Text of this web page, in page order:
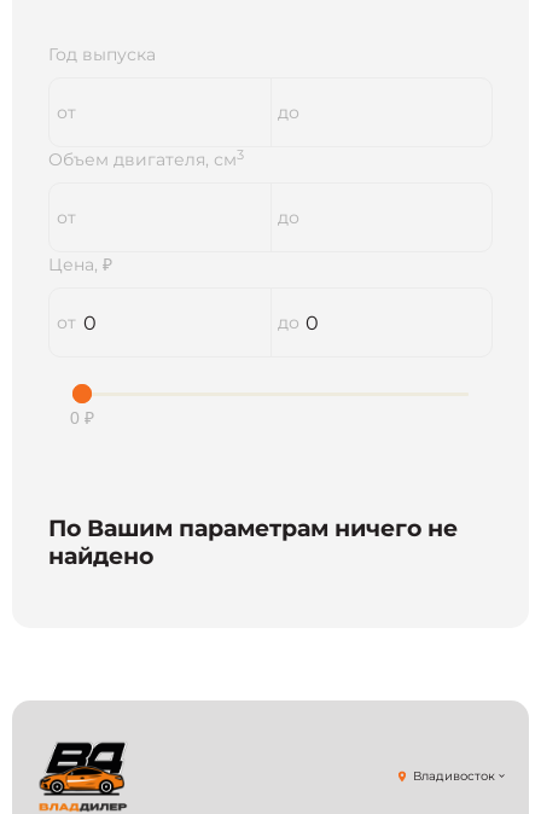
Год выпуска
Объем двигателя, см3
Цена, ₽
0 ₽
По Вашим параметрам ничего не
найдено
Владивосток